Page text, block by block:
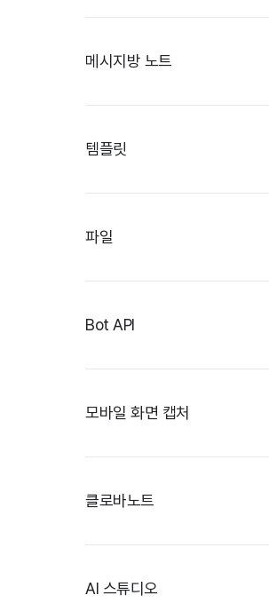
메시지방 노트
템플릿
파일
Bot API
모바일 화면 캡처
클로바노트
AI 스튜디오